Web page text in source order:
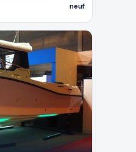
neuf